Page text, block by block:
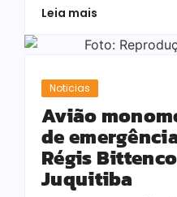
Leia mais
Noticias
Avião
de
Régis
Juquitiba